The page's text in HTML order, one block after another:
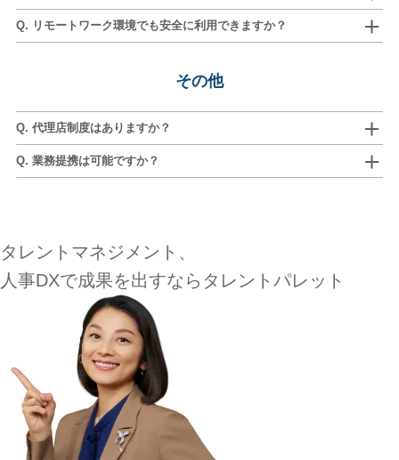
Q. リモートワーク環境でも安全に利用できますか？
その他
Q. 代理店制度はありますか？
Q. 業務提携は可能ですか？
タレントマネジメント、
人事DXで成果を出すなら タレントパレット